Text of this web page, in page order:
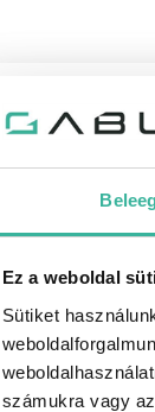
Ez a weboldal
Sütiket
számukra vagy
Új